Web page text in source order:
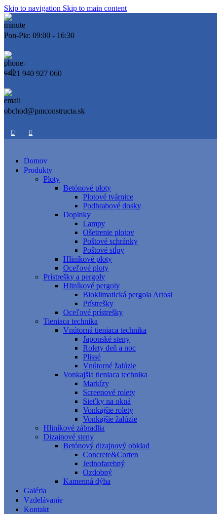
Skip to navigation Skip to main content
Pon-Pia: 09:00 - 16:30
+421 940 927 060
obchod@pmconstructa.sk
Domov
Produkty
Ploty
Betónové ploty
Plotové tvárnice
Podhrabové dosky
Doplnky
Lampy
Ošetrenie plotov
Poštové schránky
Poštové stĺpy
Hliníkové ploty
Oceľové ploty
Prístrešky a pergoly
Hliníkové pergoly
Bioklimatická pergola Artosi
Prístrešky
Oceľové prístrešky
Tieniaca technika
Vnútorná tieniaca technika
Japonské steny
Rolety deň a noc
Plissé
Vnútorné žalúzie
Vonkajšia tieniaca technika
Markízy
Screenové rolety
Sieťky na okná
Vonkajšie rolety
Vonkajšie žalúzie
Hliníkové zábradlia
Dizajnové steny
Betónový dizajnový obklad
Concrete&Corten
Jednofarebný
Ozdobný
Kamenná dýha
Galéria
Vzdelávanie
Kontakt